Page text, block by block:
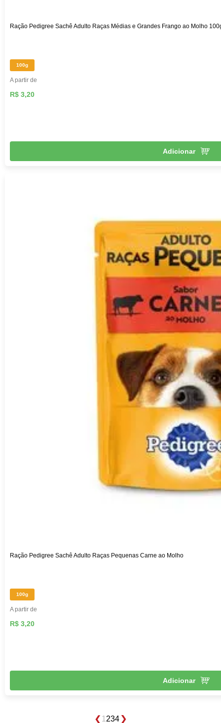
Ração Pedigree Sachê Adulto Raças Médias e Grandes Frango ao Molho
100g
A partir de
R$ 3,20
Adicionar
Ração Pedigree Sachê Adulto Raças Pequenas Carne ao Molho
100g
A partir de
R$ 3,20
Adicionar
1 234